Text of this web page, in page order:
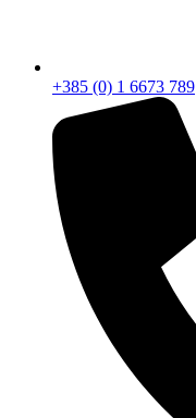
+385 (0) 1 6673 789